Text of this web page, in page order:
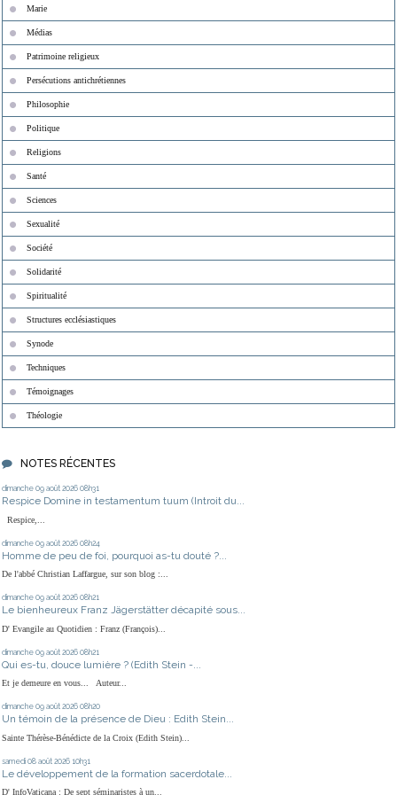
Marie
Médias
Patrimoine religieux
Persécutions antichrétiennes
Philosophie
Politique
Religions
Santé
Sciences
Sexualité
Société
Solidarité
Spiritualité
Structures ecclésiastiques
Synode
Techniques
Témoignages
Théologie
NOTES RÉCENTES
dimanche 09 août 2026 08h31
Respice Domine in testamentum tuum (Introit du...
Respice,...
dimanche 09 août 2026 08h24
Homme de peu de foi, pourquoi as-tu douté ?...
De l'abbé Christian Laffargue, sur son blog :...
dimanche 09 août 2026 08h21
Le bienheureux Franz Jägerstätter décapité sous...
D' Evangile au Quotidien : Franz (François)...
dimanche 09 août 2026 08h21
Qui es-tu, douce lumière ? (Edith Stein -...
Et je demeure en vous... Auteur...
dimanche 09 août 2026 08h20
Un témoin de la présence de Dieu : Edith Stein...
Sainte Thérèse-Bénédicte de la Croix (Edith Stein)...
samedi 08 août 2026 10h31
Le développement de la formation sacerdotale...
D' InfoVaticana : De sept séminaristes à un...